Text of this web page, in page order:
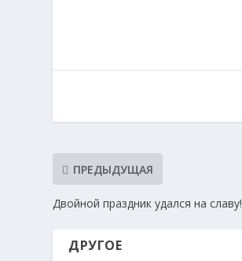
ПРЕДЫДУЩАЯ
Двойной праздник удался на славу!
ДРУГОЕ